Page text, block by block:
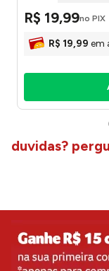
R$ 19,99no PIX
R$ 19,99 em
duvidas?